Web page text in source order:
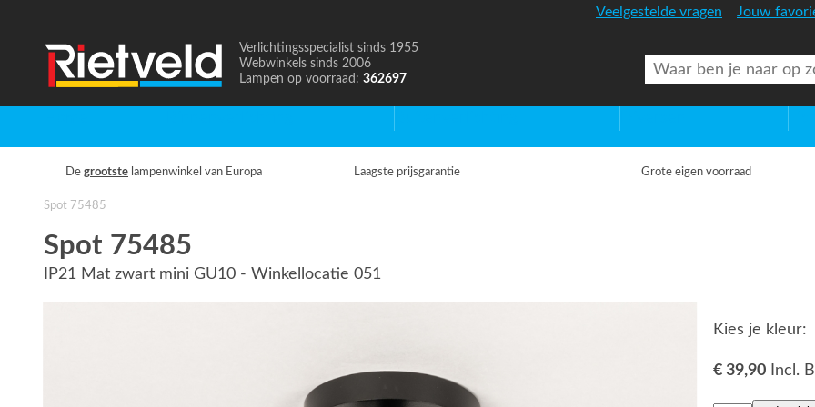
Veelgestelde vragen Jouw
Naar
de
Verlichtingsspecialist sinds 1955
Webwinkels sinds 2006
Lampen op voorraad: 362697
De grootste lampenwinkel van Europa Laagste prijsgarantie Grote eigen voorraad
Spot 75485
Spot 75485
IP21 Mat zwart mini GU10 - Winkellocatie 051
Kies je kleur:
€ 39,90 Incl.